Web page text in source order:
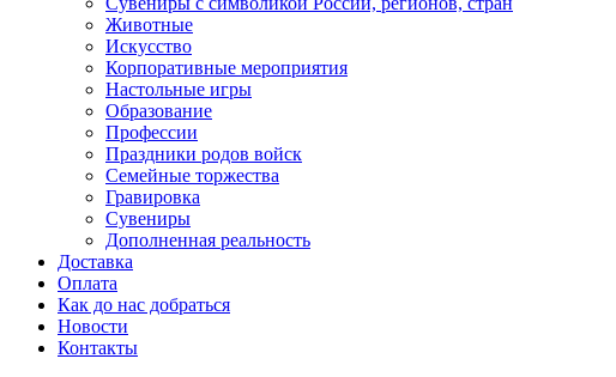
Животные
Искусство
Корпоративные мероприятия
Настольные игры
Образование
Профессии
Праздники родов войск
Семейные торжества
Гравировка
Сувениры
Дополненная реальность
Доставка
Оплата
Как до нас добраться
Новости
Контакты